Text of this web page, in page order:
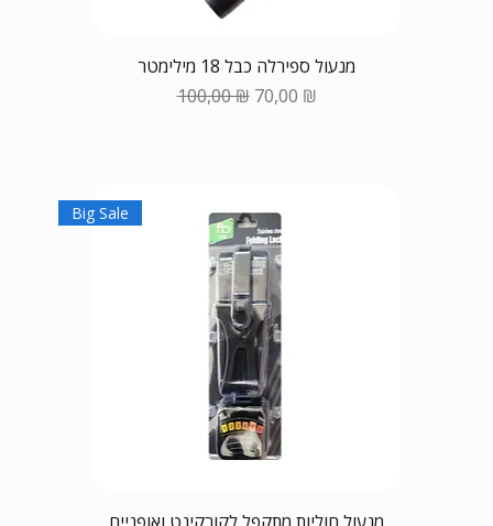
מנעול ספירלה כבל 18 מילימטר
Обычная цена
100,00 ₪ Цена со скидкой
70,00 ₪
Big Sale